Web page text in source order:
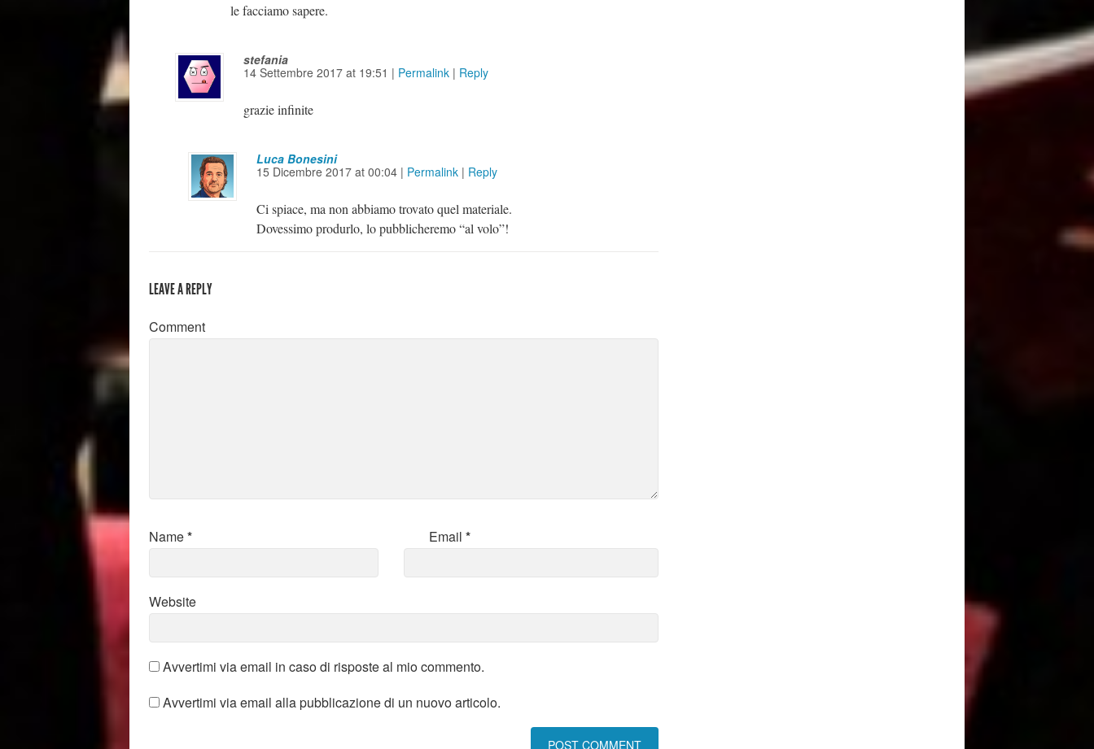
le facciamo sapere.
stefania
14 Settembre 2017at 19:51 | Permalink| Reply
grazie infinite
Luca Bonesini
15 Dicembre 2017at 00:04| Permalink| Reply
Ci spiace, ma non abbiamo trovato quel materiale.
Dovessimo produrlo, lo pubblicheremo “al volo”!
LEAVE A REPLY
Comment
Name* Email*
Website
Avvertimi via email in caso di risposte al mio commento.
Avvertimi via email alla pubblicazione di un nuovo articolo.